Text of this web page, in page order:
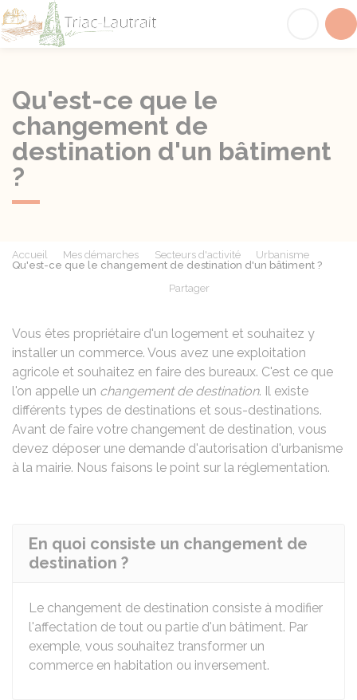
Qu'est-ce que le
changement de
destination d'un bâtiment
?
Accueil Mes démarches Secteurs d'activité
Urbanisme
Qu'est-ce que le changement de destination d'un bâtiment ?
Partager
Vous êtes propriétaire d'un logement et souhaitez y
installer un commerce. Vous avez une exploitation
agricole et souhaitez en faire des bureaux. C'est ce que
l'on appelle un changement de destination. Il existe
différents types de destinations et sous-destinations.
Avant de faire votre changement de destination, vous
devez déposer une demande d'autorisation d'urbanisme
à la mairie. Nous faisons le point sur la réglementation.
En quoi consiste un changement de
destination ?
Le changement de destination consiste à modifier
l'affectation de tout ou partie d'un bâtiment. Par
exemple, vous souhaitez transformer un
commerce en habitation ou inversement.